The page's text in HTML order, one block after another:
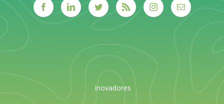
Inovadores